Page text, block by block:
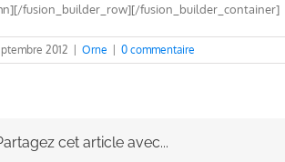
fusion_builder_row][/fusion_builder_container]
2012 Orne 0 commentaire
cet article avec...